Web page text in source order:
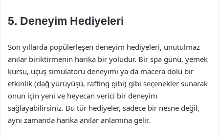
5. Deneyim Hediyeleri
Son yıllarda popülerleşen deneyim hediyeleri, unutulmaz
anılar biriktirmenin harika bir yoludur. Bir spa günü, yemek
kursu, uçuş simülatörü deneyimi ya da macera dolu bir
etkinlik (dağ yürüyüşü, rafting gibi) gibi seçenekler sunarak
onun için yeni ve heyecan verici bir deneyim
sağlayabilirsiniz. Bu tür hediyeler, sadece bir nesne değil,
aynı zamanda harika anılar anlamına gelir.